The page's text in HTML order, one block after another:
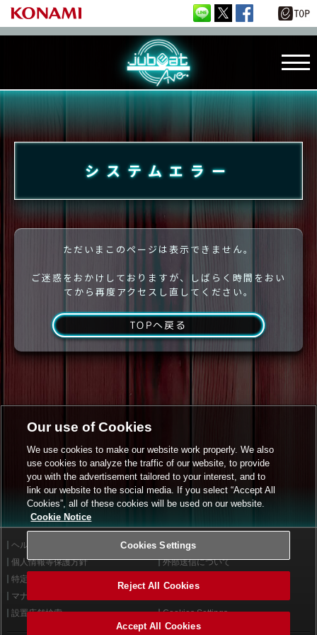
システムエラー
ただいまこのページは表示できません。
ご迷惑をおかけしておりますが、しばらく時間をおい
てから再度アクセスし直してください。
TOPへ戻る
ヘルプ
利用規約
個人情報等保護方針
外部送信について
特定商取引法に基づく表示
マナー＆ルール
設置店舗検索
Cookies Settings
Our use of Cookies
We use cookies to make our website work properly. We also
use cookies to analyze the traffic of our website, to provide
you with the advertisement tailored to your interest, and to
link our website to the social media. If you select “Accept All
Cookies”, all of these cookies will be used on our website.
Cookie Notice
Cookies Settings
Reject All Cookies
Accept All Cookies